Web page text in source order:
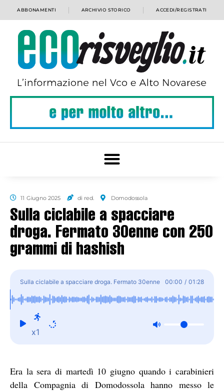
ABBONAMENTI ARCHIVIO STORICO ACCEDI/REGISTRATI
11 Giugno 2025 di red. Domodossola
Sulla ciclabile a spacciare
droga. Fermato 30enne con 250
grammi di hashish
Sulla ciclabile a spacciare droga. Fermato 30enne
con 250 grammi di hashish
00:00 / 01:28
x1
Era la sera di martedì 10 giugno quando i carabinieri
della Compagnia di Domodossola hanno messo le